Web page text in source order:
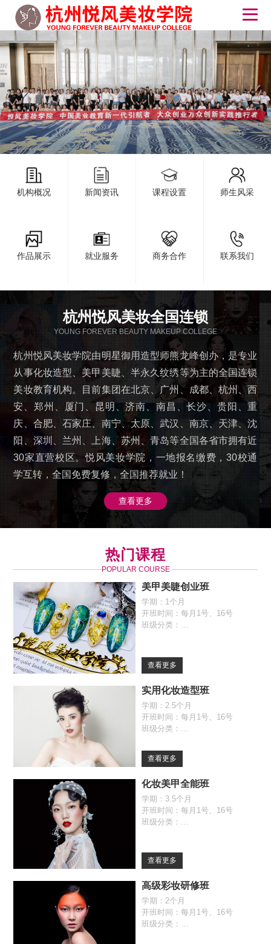
机构概况 新闻资讯 课程设置 师生风采
作品展示 就业服务 商务合作 联系我们
杭州悦风美妆全国连锁
YOUNG FOREVER BEAUTY MAKEUP COLLEGE
杭州悦风美妆学院由明星御用造型师熊龙峰创办，是专业
从事化妆造型、美甲美睫、半永久纹绣等为主的全国连锁
美妆教育机构。目前集团在北京、广州、成都、杭州、西
安、郑州、厦门、昆明、济南、南昌、长沙、贵阳、重
庆、合肥、石家庄、南宁、太原、武汉、南京、天津、沈
阳、深圳、兰州、上海、苏州、青岛等全国各省市拥有近
30家直营校区。悦风美妆学院，一地报名缴费，30校通
学互转，全国免费复修，全国推荐就业！
查看更多
热门课程
POPULAR COURSE
美甲美睫创业班
学期：1个月
开班时间：每月1号、16号
班级分类：
查看更多
实用化妆造型班
学期：2.5个月
开班时间：每月1号、16号
班级分类：
自由班（09:30-17:00）
查看更多
化妆美甲全能班
学期：3.5个月
开班时间：每月1号、16号
班级分类：
查看更多
高级彩妆研修班
学期：2个月
开班时间：每月1号、16号
班级分类：